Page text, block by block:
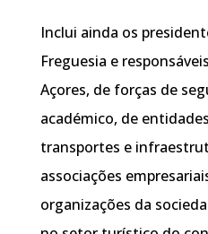
Inclui ainda os
Freguesia e
Açores, de forças de
académico, de
transportes e
associações
organizações da